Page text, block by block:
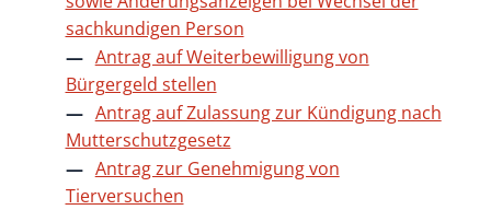
sachkundigen Person
Antrag auf Weiterbewilligung von
Bürgergeld stellen
Antrag auf Zulassung zur Kündigung nach
Mutterschutzgesetz
Antrag zur Genehmigung von
Tierversuchen